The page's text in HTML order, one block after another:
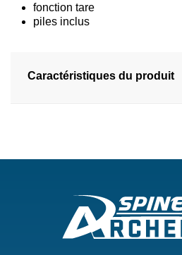
fonction tare
piles inclus
Caractéristiques du produit